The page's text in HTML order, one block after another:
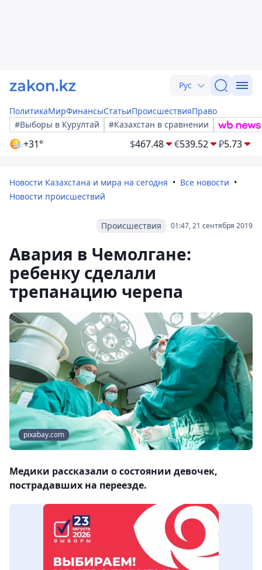
Рус
ПолитикаМирФинансыСтатьиПроисшествияПраво
#Выборы в Курултай
#Казахстан в сравнении
+31° $467.48 €539.52 ₽5.73
Новости Казахстана и мира на сегодня
Все новости
Новости происшествий
01:47, 21 сентября 2019
Происшествия
Авария в Чемолгане:
ребенку сделали
трепанацию черепа
pixabay.com
Медики рассказали о состоянии девочек,
пострадавших на переезде.